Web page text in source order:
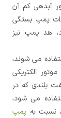
آبدهی کم آن
پمپ بستگی
هد پمپ نیز
می شوند،
الکتریکی
بلندی که در
می شود،
نسبت به پمپ